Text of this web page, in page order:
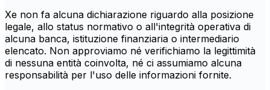
Xe non fa alcuna dichiarazione riguardo alla posizione
legale, allo status normativo o all'integrità operativa di
alcuna banca, istituzione finanziaria o intermediario
elencato. Non approviamo né verifichiamo la legittimità
di nessuna entità coinvolta, né ci assumiamo alcuna
responsabilità per l'uso delle informazioni fornite.